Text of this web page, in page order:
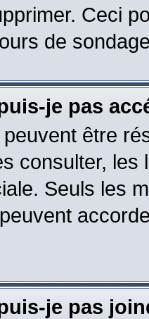
Ceci
de
je pas
être
consulter,
Seuls les
je pas